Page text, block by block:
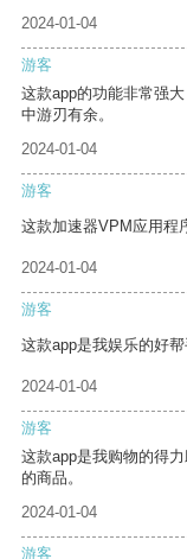
2024-01-04
游客
这款app的功能非常强
中游刃有余。
2024-01-04
游客
这款加速器VPM应用程
2024-01-04
游客
这款app是我娱乐的好
2024-01-04
游客
这款app是我购物的得
的商品。
2024-01-04
游客